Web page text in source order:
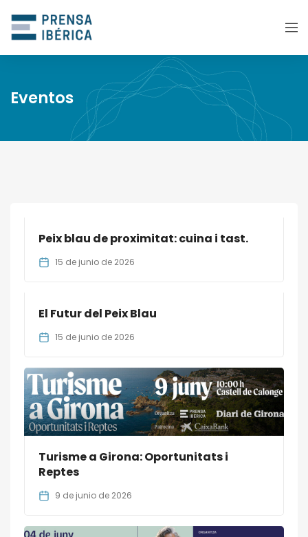
Eventos
Peix blau de proximitat: cuina i tast.
15 de junio de 2026
El Futur del Peix Blau
15 de junio de 2026
Turisme a Girona: Oportunitats i
Reptes
9 de junio de 2026